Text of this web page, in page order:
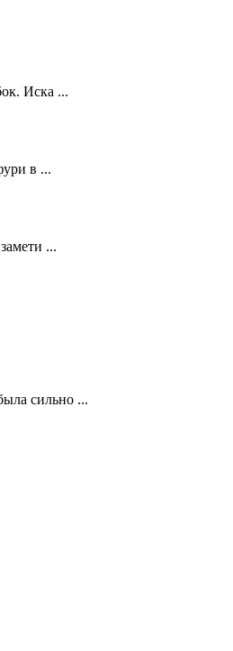
Иска ...
в ...
...
сильно ...